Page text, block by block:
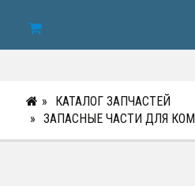
КАТАЛОГ ЗАПЧАСТЕЙ
ЗАПАСНЫЕ ЧАСТИ ДЛЯ